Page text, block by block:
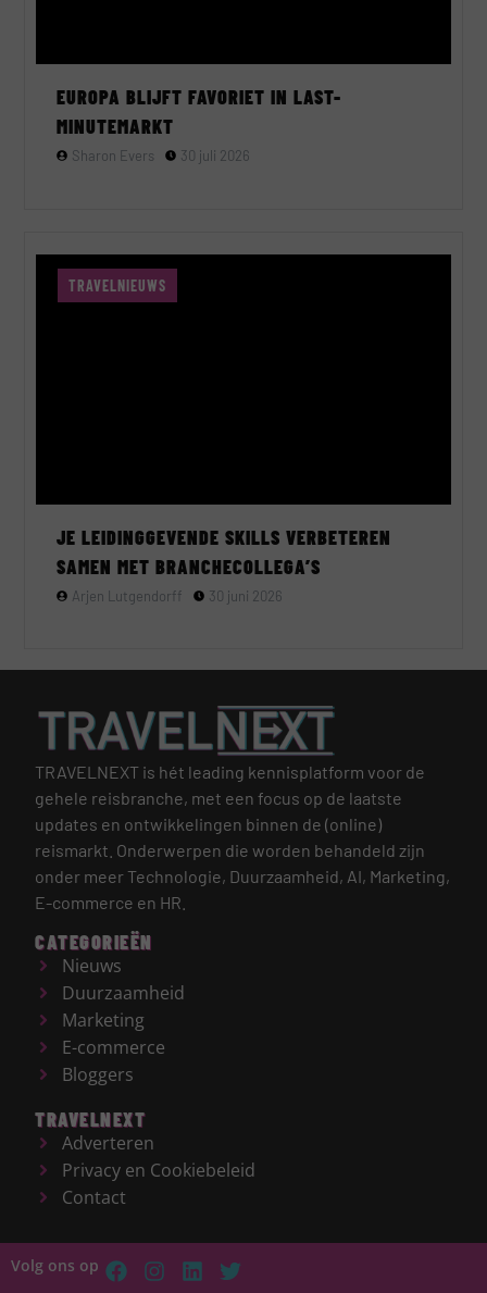
EUROPA BLIJFT FAVORIET IN LAST-
MINUTEMARKT
Sharon Evers 30 juli 2026
TRAVELNIEUWS
JE LEIDINGGEVENDE SKILLS VERBETEREN
SAMEN MET BRANCHECOLLEGA’S
Arjen Lutgendorff 30 juni 2026
TRAVELNEXT is hét leading kennisplatform voor de
gehele reisbranche, met een focus op de laatste
updates en ontwikkelingen binnen de (online)
reismarkt. Onderwerpen die worden behandeld zijn
onder meer Technologie, Duurzaamheid, AI, Marketing,
E-commerce en HR.
CATEGORIEËN
Nieuws
Duurzaamheid
Marketing
E-commerce
Bloggers
TRAVELNEXT
Adverteren
Privacy en Cookiebeleid
Contact
Volg ons op